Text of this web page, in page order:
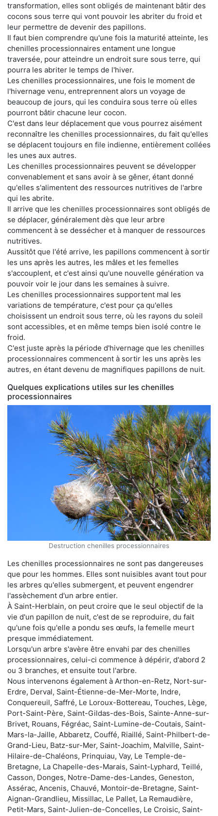
transformation, elles sont obligés de maintenant bâtir des
cocons sous terre qui vont pouvoir les abriter du froid et
leur permettre de devenir des papillons.
Il faut bien comprendre qu'une fois la maturité atteinte, les
chenilles processionnaires entament une longue
traversée, pour atteindre un endroit sure sous terre, qui
pourra les abriter le temps de l'hiver.
Les chenilles processionnaires, une fois le moment de
l'hivernage venu, entreprennent alors un voyage de
beaucoup de jours, qui les conduira sous terre où elles
pourront bâtir chacune leur cocon.
C'est dans leur déplacement que vous pourrez aisément
reconnaître les chenilles processionnaires, du fait qu'elles
se déplacent toujours en file indienne, entièrement collées
les unes aux autres.
Les chenilles processionnaires peuvent se développer
convenablement et sans avoir à se gêner, étant donné
qu'elles s'alimentent des ressources nutritives de l'arbre
qui les abrite.
Il arrive que les chenilles processionnaires sont obligés de
se déplacer, généralement dès que leur arbre
commencent à se dessécher et à manquer de ressources
nutritives.
Aussitôt que l'été arrive, les papillons commencent à sortir
les uns après les autres, les mâles et les femelles
s'accouplent, et c'est ainsi qu'une nouvelle génération va
pouvoir voir le jour dans les semaines à suivre.
Les chenilles processionnaires supportent mal les
variations de température, c'est pour ça qu'elles
choisissent un endroit sous terre, où les rayons du soleil
sont accessibles, et en même temps bien isolé contre le
froid.
C'est juste après la période d'hivernage que les chenilles
processionnaires commencent à sortir les uns après les
autres, en étant devenu de magnifiques papillons de nuit.
Quelques explications utiles sur les chenilles
processionnaires
Destruction chenilles processionnaires
Les chenilles processionnaires ne sont pas dangereuses
que pour les hommes. Elles sont nuisibles avant tout pour
les arbres qu'elles submergent, et peuvent engendrer
l'assèchement d'un arbre entier.
À Saint-Herblain, on peut croire que le seul objectif de la
vie d'un papillon de nuit, c'est de se reproduire, du fait
qu'une fois qu'elle a pondu ses œufs, la femelle meurt
presque immédiatement.
Lorsqu'un arbre s'avère être envahi par des chenilles
processionnaires, celui-ci commence à dépérir, d'abord 2
ou 3 branches, et ensuite tout l'arbre.
Nous intervenons également à Arthon-en-Retz, Nort-sur-
Erdre, Derval, Saint-Étienne-de-Mer-Morte, Indre,
Conquereuil, Saffré, Le Loroux-Bottereau, Touches, Lège,
Port-Saint-Père, Saint-Gildas-des-Bois, Sainte-Anne-sur-
Brivet, Rouans, Fégréac, Saint-Lumine-de-Coutais, Saint-
Mars-la-Jaille, Abbaretz, Couffé, Riaillé, Saint-Philbert-de-
Grand-Lieu, Batz-sur-Mer, Saint-Joachim, Malville, Saint-
Hilaire-de-Chaléons, Prinquiau, Vay, Le Temple-de-
Bretagne, La Chapelle-des-Marais, Saint-Lyphard, Teillé,
Casson, Donges, Notre-Dame-des-Landes, Geneston,
Assérac, Ancenis, Chauvé, Montoir-de-Bretagne, Saint-
Aignan-Grandlieu, Missillac, Le Pallet, La Remaudière,
Petit-Mars, Saint-Julien-de-Concelles, Le Croisic, Saint-